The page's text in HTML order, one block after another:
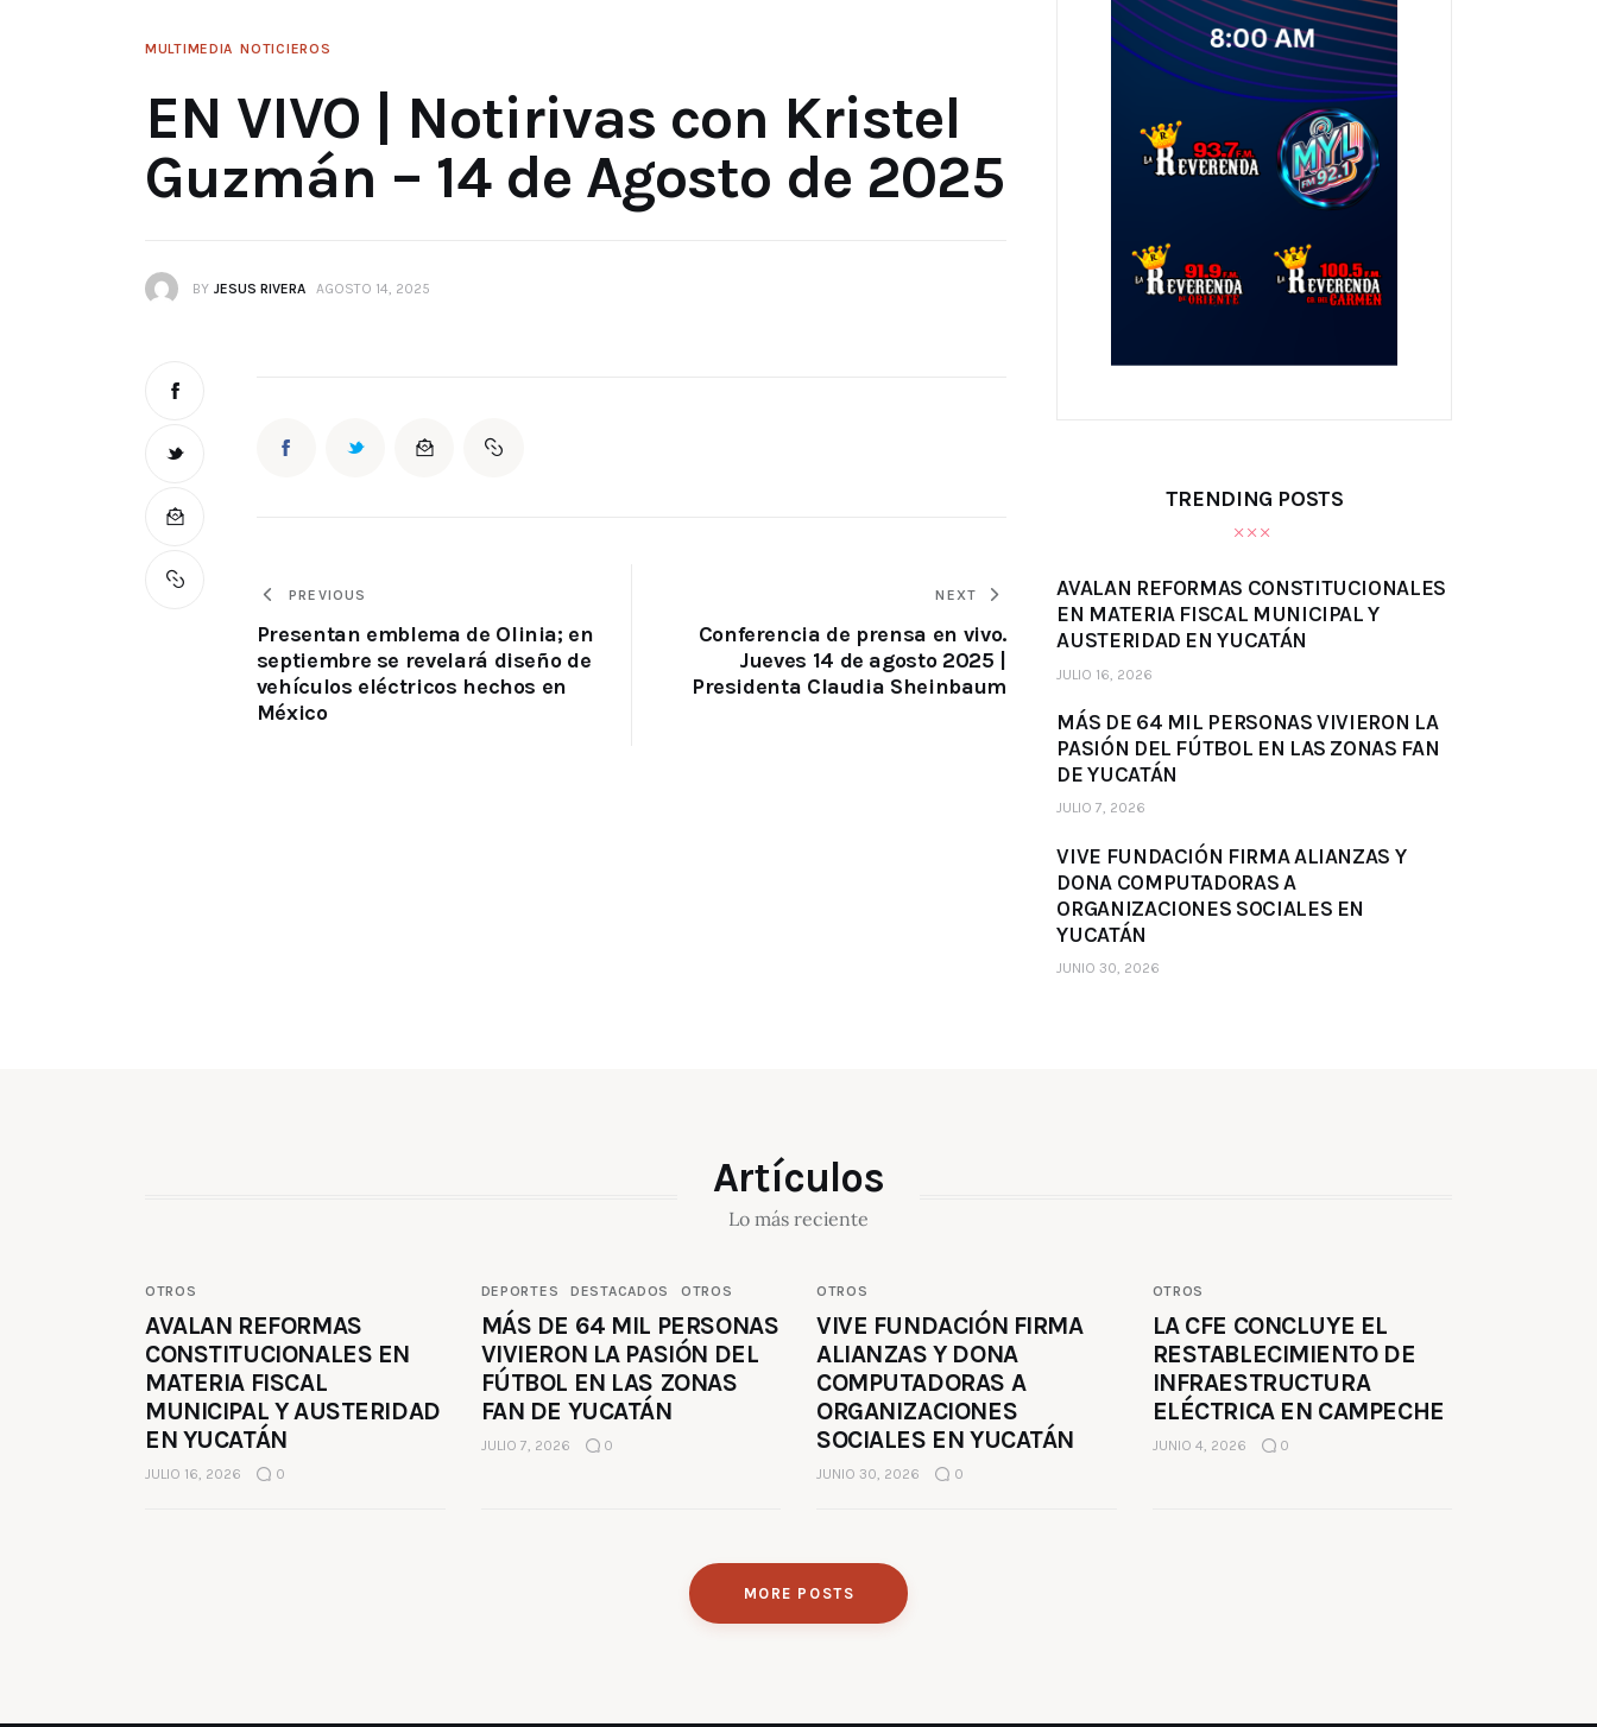
MULTIMEDIA NOTICIEROS
EN VIVO | Notirivas con Kristel
Guzmán – 14 de Agosto de 2025
BY JESUS RIVERA AGOSTO 14, 2025
PREVIOUS
Presentan emblema de Olinia; en
septiembre se revelará diseño de
vehículos eléctricos hechos en
México
NEXT
Conferencia de prensa en vivo.
Jueves 14 de agosto 2025 |
Presidenta Claudia Sheinbaum
TRENDING POSTS
AVALAN REFORMAS CONSTITUCIONALES
EN MATERIA FISCAL MUNICIPAL Y
AUSTERIDAD EN YUCATÁN
JULIO 16, 2026
MÁS DE 64 MIL PERSONAS VIVIERON LA
PASIÓN DEL FÚTBOL EN LAS ZONAS FAN
DE YUCATÁN
JULIO 7, 2026
VIVE FUNDACIÓN FIRMA ALIANZAS Y
DONA COMPUTADORAS A
ORGANIZACIONES SOCIALES EN
YUCATÁN
JUNIO 30, 2026
Artículos
Lo más reciente
OTROS
AVALAN REFORMAS
CONSTITUCIONALES EN
MATERIA FISCAL
MUNICIPAL Y AUSTERIDAD
EN YUCATÁN
JULIO 16, 2026 0
DEPORTES DESTACADOS OTROS
MÁS DE 64 MIL PERSONAS
VIVIERON LA PASIÓN DEL
FÚTBOL EN LAS ZONAS
FAN DE YUCATÁN
JULIO 7, 2026 0
OTROS
VIVE FUNDACIÓN FIRMA
ALIANZAS Y DONA
COMPUTADORAS A
ORGANIZACIONES
SOCIALES EN YUCATÁN
JUNIO 30, 2026 0
OTROS
LA CFE CONCLUYE EL
RESTABLECIMIENTO DE
INFRAESTRUCTURA
ELÉCTRICA EN CAMPECHE
JUNIO 4, 2026 0
MORE POSTS